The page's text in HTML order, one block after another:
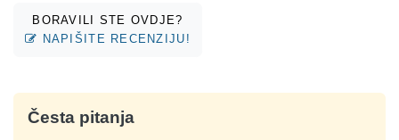
BORAVILI STE OVDJE?
NAPIŠITE RECENZIJU!
Česta pitanja